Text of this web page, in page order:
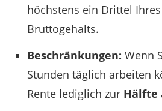
höchstens ein Drittel
Bruttogehalts.
Beschränkungen: Wenn
Stunden täglich arbeiten
Rente lediglich zur Hälfte